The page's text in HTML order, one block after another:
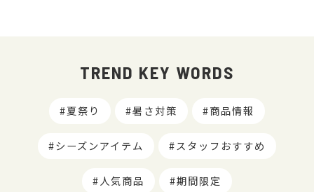
TREND KEY WORDS
夏祭り 暑さ対策 商品情報
シーズンアイテム スタッフおすすめ
人気商品 期間限定